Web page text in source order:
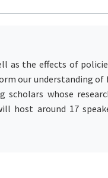
as the effects of
our understanding
whose
host around 17